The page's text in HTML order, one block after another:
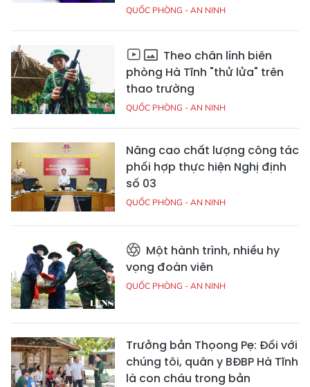
QUỐC PHÒNG - AN NINH
Theo chân lính biên
phòng Hà Tĩnh "thử lửa" trên
thao trường
QUỐC PHÒNG - AN NINH
Nâng cao chất lượng công tác
phối hợp thực hiện Nghị định
số 03
QUỐC PHÒNG - AN NINH
Một hành trình, nhiều hy
vọng đoàn viên
QUỐC PHÒNG - AN NINH
Trưởng bản Thọong Pẹ: Đối với
chúng tôi, quân y BĐBP Hà Tĩnh
là con cháu trong bản